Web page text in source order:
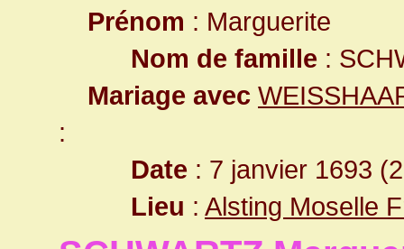
Prénom : Marguerite
Nom de famille :
Mariage avec
:
Date : 7 janvier 1693
Lieu : Alsting Moselle